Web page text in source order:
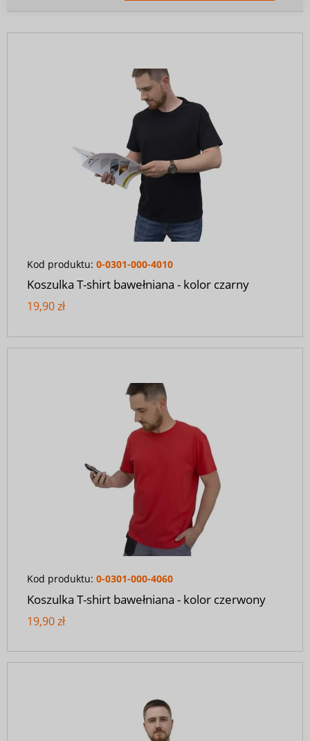
Kod produktu: 0-0301-000-4010
Koszulka T-shirt bawełniana - kolor czarny
19,90 zł
Kod produktu: 0-0301-000-4060
Koszulka T-shirt bawełniana - kolor czerwony
19,90 zł